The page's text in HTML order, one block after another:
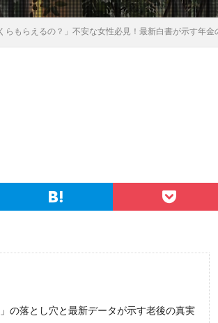
らもらえるの？」不安な女性必見！最新白書が示す年
の落とし穴と最新データが示す老後の真実